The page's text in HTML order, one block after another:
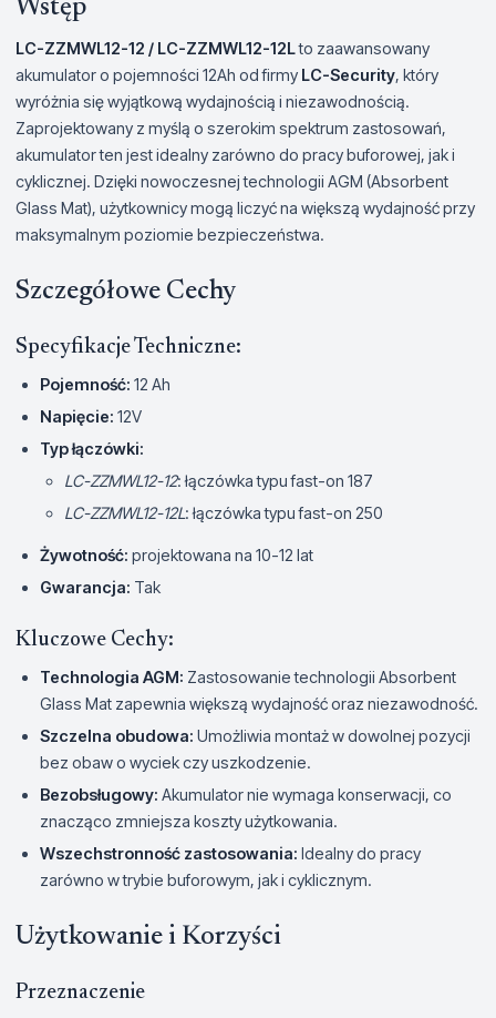
Wstęp
LC-ZZMWL12-12 / LC-ZZMWL12-12Lto zaawansowany
akumulator o pojemności 12Ah od firmy LC-Security, który
wyróżnia się wyjątkową wydajnością i niezawodnością.
Zaprojektowany z myślą o szerokim spektrum zastosowań,
akumulator ten jest idealny zarówno do pracy buforowej, jak i
cyklicznej. Dzięki nowoczesnej technologii AGM (Absorbent
Glass Mat), użytkownicy mogą liczyć na większą wydajność przy
maksymalnym poziomie bezpieczeństwa.
Szczegółowe Cechy
Specyfikacje Techniczne:
Pojemność: 12 Ah
Napięcie: 12V
Typ łączówki:
LC-ZZMWL12-12: łączówka typu fast-on 187
LC-ZZMWL12-12L: łączówka typu fast-on 250
Żywotność: projektowana na 10-12 lat
Gwarancja: Tak
Kluczowe Cechy:
Technologia AGM: Zastosowanie technologii Absorbent
Glass Mat zapewnia większą wydajność oraz niezawodność.
Szczelna obudowa: Umożliwia montaż w dowolnej pozycji
bez obaw o wyciek czy uszkodzenie.
Bezobsługowy: Akumulator nie wymaga konserwacji, co
znacząco zmniejsza koszty użytkowania.
Wszechstronność zastosowania: Idealny do pracy
zarówno w trybie buforowym, jak i cyklicznym.
Użytkowanie i Korzyści
Przeznaczenie